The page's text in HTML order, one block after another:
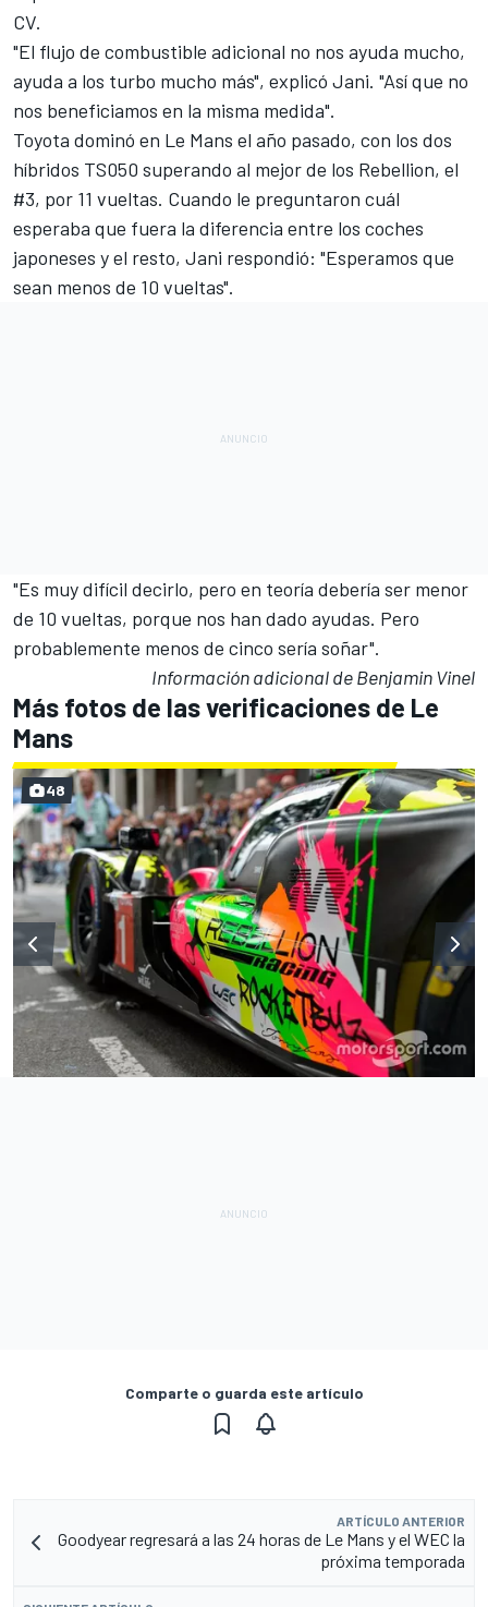
CV.
"El flujo de combustible adicional no nos ayuda mucho,
ayuda a los turbo mucho más", explicó Jani. "Así que no
nos beneficiamos en la misma medida".
Toyota dominó en Le Mans el año pasado, con los dos
híbridos TS050 superando al mejor de los Rebellion, el
#3, por 11 vueltas. Cuando le preguntaron cuál
esperaba que fuera la diferencia entre los coches
japoneses y el resto, Jani respondió: "Esperamos que
sean menos de 10 vueltas".
"Es muy difícil decirlo, pero en teoría debería ser menor
de 10 vueltas, porque nos han dado ayudas. Pero
probablemente menos de cinco sería soñar".
Información adicional de Benjamin Vinel
Más fotos de las verificaciones de Le
Mans
48
Comparte o guarda este artículo
ARTÍCULO ANTERIOR
Goodyear regresará a las 24 horas de Le Mans y el WEC la
próxima temporada